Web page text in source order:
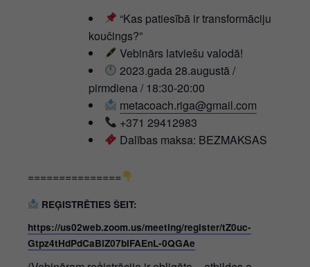
“Kas patiesībā ir transformāciju
koučings?”
Vebinārs latviešu valodā!
2023.gada 28.augustā /
pirmdiena / 18:30-20:00
metacoach.riga@gmail.com
+371 29412983
Dalības maksa: BEZMAKSAS
===============
REĢISTRĒTIES ŠEIT:
https://us02web.zoom.us/meeting/register/tZ0uc-
Gtpz4tHdPdCaBlZ07bIFAEnL-0QGAe